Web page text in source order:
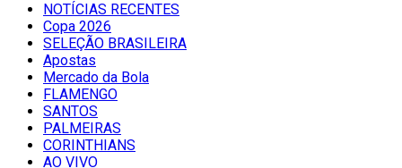
NOTÍCIAS RECENTES
Copa 2026
SELEÇÃO BRASILEIRA
Apostas
Mercado da Bola
FLAMENGO
SANTOS
PALMEIRAS
CORINTHIANS
AO VIVO